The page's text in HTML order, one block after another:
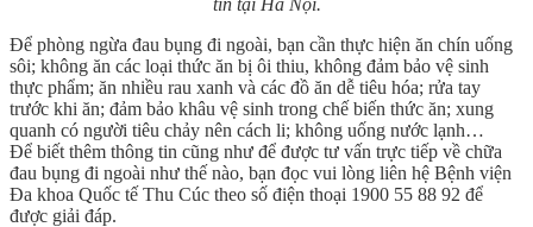
tín tại Hà Nội.
Để phòng ngừa đau bụng đi ngoài, bạn cần thực hiện ăn chín uống
sôi; không ăn các loại thức ăn bị ôi thiu, không đảm bảo vệ sinh
thực phẩm; ăn nhiều rau xanh và các đồ ăn dễ tiêu hóa; rửa tay
trước khi ăn; đảm bảo khâu vệ sinh trong chế biến thức ăn; xung
quanh có người tiêu chảy nên cách li; không uống nước lạnh…
Để biết thêm thông tin cũng như để được tư vấn trực tiếp về chữa
đau bụng đi ngoài như thế nào, bạn đọc vui lòng liên hệ Bệnh viện
Đa khoa Quốc tế Thu Cúc theo số điện thoại 1900 55 88 92 để
được giải đáp.